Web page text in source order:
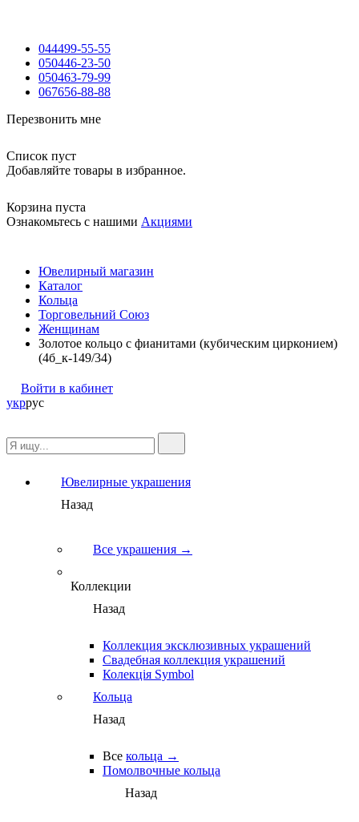
044499-55-55
050446-23-50
050463-79-99
067656-88-88
Перезвонить мне
Список пуст
Добавляйте товары в избранное.
Корзина пуста
Ознакомьтесь с нашими Акциями
Ювелирный магазин
Каталог
Кольца
Торговельний Союз
Женщинам
Золотое кольцо с фианитами (кубическим цирконием)
(4б_к-149/34)
Войти в кабинет
укррус
Ювелирные украшения
Назад
Все украшения →
Коллекции
Назад
Коллекция эксклюзивных украшений
Свадебная коллекция украшений
Колекція Symbol
Кольца
Назад
Все кольца →
Помолвочные кольца
Назад